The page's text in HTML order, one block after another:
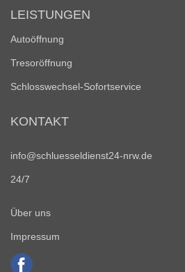
LEISTUNGEN
Autoöffnung
Tresoröffnung
Schlosswechsel-Sofortservice
KONTAKT
info@schluesseldienst24-nrw.de
24/7
Über uns
Impressum